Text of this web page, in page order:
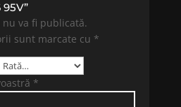
95V”
va fi publicată.
sunt marcate cu *
*